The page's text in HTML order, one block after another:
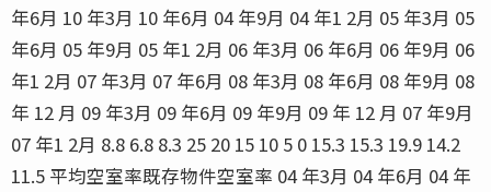
年6月 10 年3月 10 年6月 04 年9月 04 年1 2月 05 年3月 05
年6月 05 年9月 05 年1 2月 06 年3月 06 年6月 06 年9月 06
年1 2月 07 年3月 07 年6月 08 年3月 08 年6月 08 年9月 08
年 12 月 09 年3月 09 年6月 09 年9月 09 年 12 月 07 年9月
07 年1 2月 8.8 6.8 8.3 25 20 15 10 5 0 15.3 15.3 19.9 14.2
11.5 平均空室率既存物件空室率 04 年3月 04 年6月 04 年